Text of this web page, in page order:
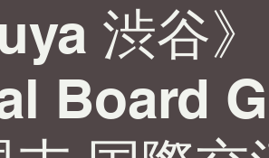
渋谷》
Board